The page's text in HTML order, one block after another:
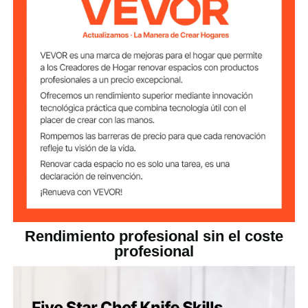
Dimensiones del
12,2 x 10,04 x 7,48 pulgadas
/ 310 x 255 x 190 mm
Rendimiento profesional sin el coste
profesional